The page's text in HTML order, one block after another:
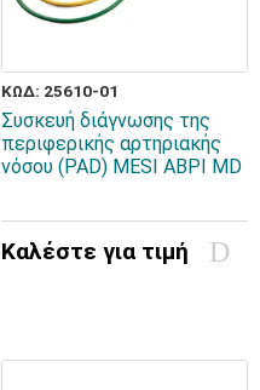
ΚΩΔ: 25610-01
Συσκευή διάγνωσης της
περιφερικής αρτηριακής
νόσου (PAD) MESI ABPI MD
Καλέστε για τιμή